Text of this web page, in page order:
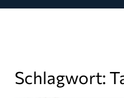
Schlagwort: